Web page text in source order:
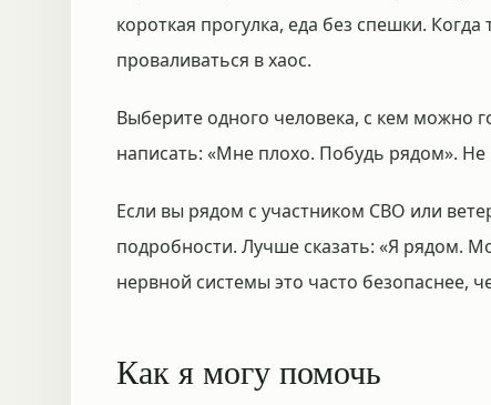
короткая прогулка, еда без спешки.
проваливаться в хаос.
Выберите одного человека, с кем можно
написать: «Мне плохо. Побудь рядом».
Если вы рядом с участником СВО или
подробности. Лучше сказать: «Я рядом.
нервной системы это часто безопаснее,
Как я могу помочь